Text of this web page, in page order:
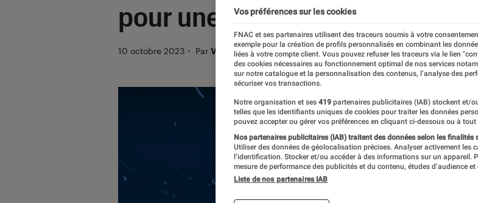
pour une saison 2
10 octobre 2023 ・ Par Vincent Oms
Vos préférences sur les cookies
FNAC et ses partenaires utilisent des traceurs soumis à votre
exemple pour la création de profils personnalisés en combinant les
liées à votre compte client. Vous pouvez refuser les traceurs via le lien
des cookies nécessaires au fonctionnement optimal de nos services
sur notre catalogue et la personnalisation des contenus, l’analyse des
sécuriser vos transactions.
Notre organisation et ses 419 partenaires publicitaires (IAB) stockent et/
telles que les identifiants uniques de cookies pour traiter les données
pouvez accepter ou gérer vos préférences en cliquant ci-dessous ou à
Nos partenaires publicitaires (IAB) traitent des données selon les finalités
Utiliser des données de géolocalisation précises. Analyser activement les
l’identification. Stocker et/ou accéder à des informations sur un appareil.
mesure de performance des publicités et du contenu, études d’audience
Liste de nos partenaires IAB